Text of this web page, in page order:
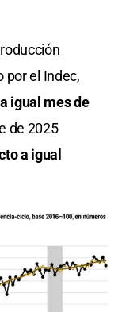
por el Indec,
igual mes de
de 2025
a igual